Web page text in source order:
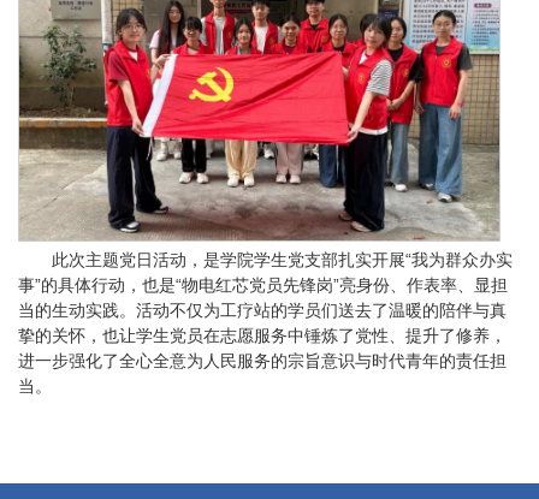
此次主题党日活动，是学院学生党支部扎实开展“我为群众办实
事”的具体行动，也是“物电红芯党员先锋岗”亮身份、作表率、显担
当的生动实践。活动不仅为工疗站的学员们送去了温暖的陪伴与真
挚的关怀，也让学生党员在志愿服务中锤炼了党性、提升了修养，
进一步强化了全心全意为人民服务的宗旨意识与时代青年的责任担
当。